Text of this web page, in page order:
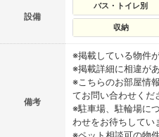
設備
バス・トイレ別
収納
備考
※掲載している物件
※掲載詳細に相違が
※こちらのお部屋情
てお問い合わせくだ
※駐車場、駐輪場に
わせをお待ちしてい